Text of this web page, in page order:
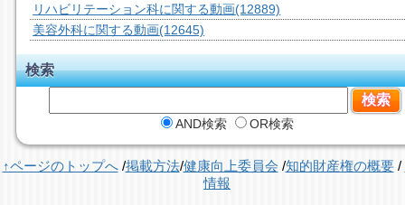
リハビリテーション科に関する動画(12889)
美容外科に関する動画(12645)
検索
AND検索 OR検索
↑ページのトップへ/掲載方法/健康向上委員会 /知的財産権の概要/
情報